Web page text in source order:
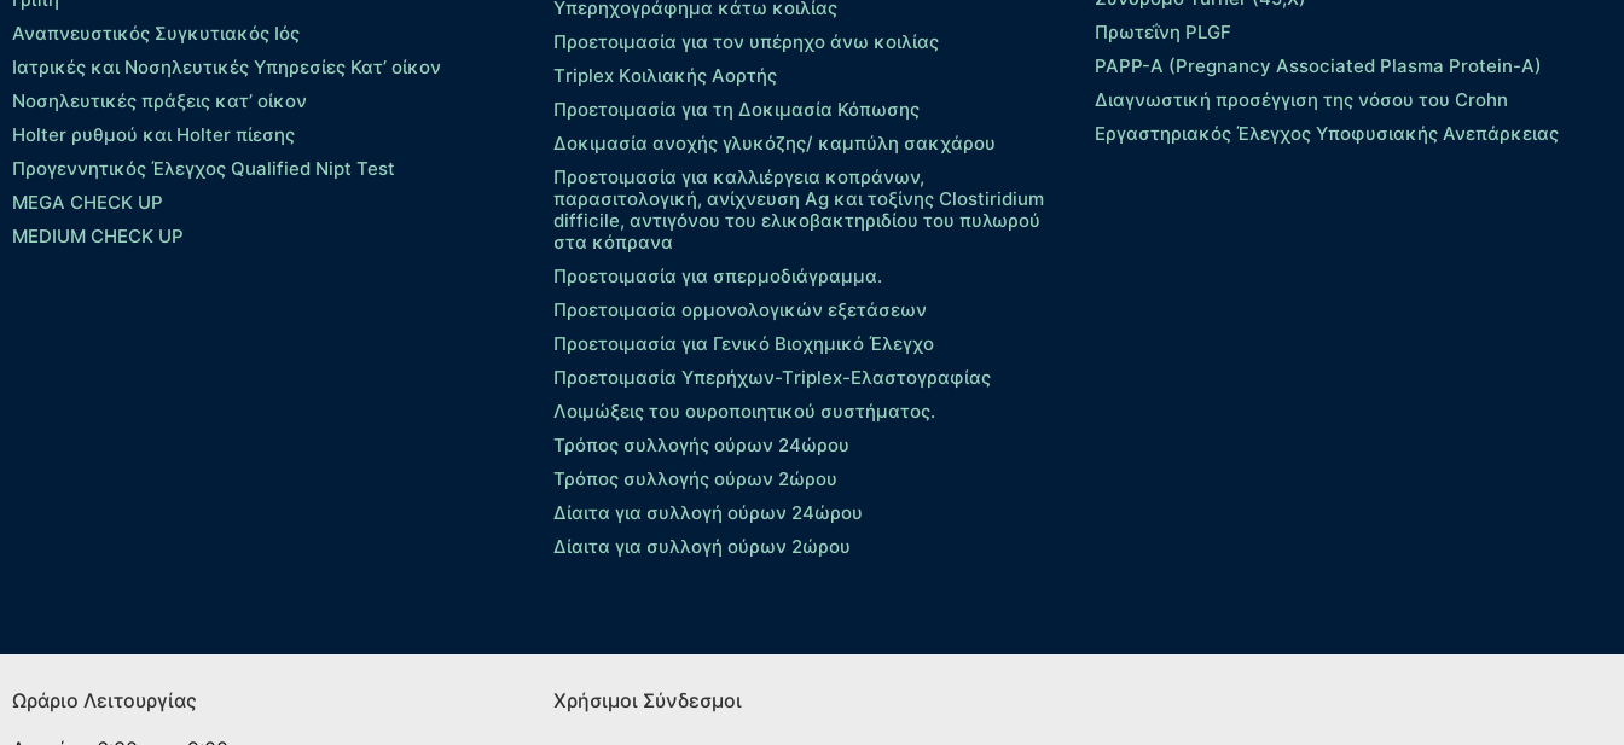
Αναπνευστικός Συγκυτιακός Ιός
Ιατρικές και Νοσηλευτικές Υπηρεσίες Κατ’ οίκον
Νοσηλευτικές πράξεις κατ’ οίκον
Holter ρυθμού και Holter πίεσης
Προγεννητικός Έλεγχος Qualified Nipt Test
MEGA CHECK UP
MEDIUM CHECK UP
Υπερηχογράφημα κάτω κοιλίας
Προετοιμασία για τον υπέρηχο άνω κοιλίας
Τriplex Kοιλιακής Αορτής
Προετοιμασία για τη Δοκιμασία Κόπωσης
Δοκιμασία ανοχής γλυκόζης/ καμπύλη σακχάρου
Προετοιμασία για καλλιέργεια κοπράνων,
παρασιτολογική, ανίχνευση Ag και τοξίνης Clostiridium
difficile, αντιγόνου του ελικοβακτηριδίου του πυλωρού
στα κόπρανα
Προετοιμασία για σπερμοδιάγραμμα.
Προετοιμασία ορμονολογικών εξετάσεων
Προετοιμασία για Γενικό Βιοχημικό Έλεγχο
Προετοιμασία Υπερήχων-Τriplex-Ελαστογραφίας
Λοιμώξεις του ουροποιητικού συστήματος.
Τρόπος συλλογής ούρων 24ώρου
Τρόπος συλλογής ούρων 2ώρου
Δίαιτα για συλλογή ούρων 24ώρου
Δίαιτα για συλλογή ούρων 2ώρου
Πρωτεΐνη PLGF
PAPP-A (Pregnancy Associated Plasma Protein-A)
Διαγνωστική προσέγγιση της νόσου του Crohn
Εργαστηριακός Έλεγχος Υποφυσιακής Ανεπάρκειας
Ωράριο Λειτουργίας
Χρήσιμοι Σύνδεσμοι